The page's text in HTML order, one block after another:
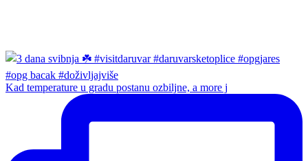
Kad temperature u gradu postanu ozbiljne, a more j